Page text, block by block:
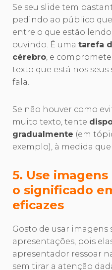
Se seu slide tem
pedindo ao público
entre o que estão
ouvindo. É uma tarefa
cérebro, e
texto que está nos seus
fala.
Se não houver como
muito texto, tente
gradualmente (em
exemplo), à medida
5. Use
o significado
eficazes
Gosto de usar imagens
apresentações, pois
apresentador ressoar
sem tirar a atenção